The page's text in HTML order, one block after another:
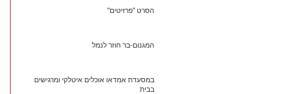
הסרט "פרזיטים"
המגנום-בר חוזר לנמל
במסעדת אמדאו אוכלים איטלקי ומרגישים
בבית